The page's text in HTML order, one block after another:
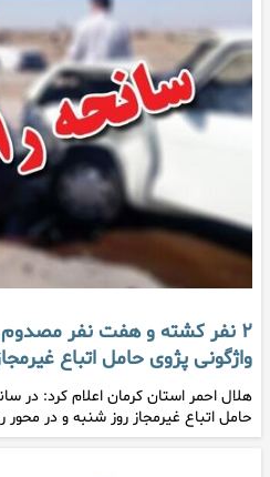
۲ نفر کشته و هفت نفر
واژگونی پژوی حامل اتباع
حامل اتباع غیرمجاز روز شنبه و در محور